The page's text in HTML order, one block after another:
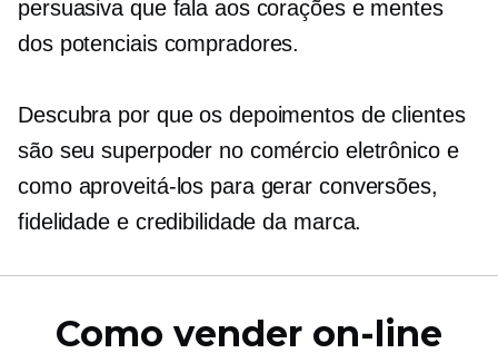
persuasiva que fala aos corações e mentes
dos potenciais compradores.
Descubra por que os depoimentos de clientes
são seu superpoder no comércio eletrônico e
como aproveitá-los para gerar conversões,
fidelidade e credibilidade da marca.
Como vender on-line